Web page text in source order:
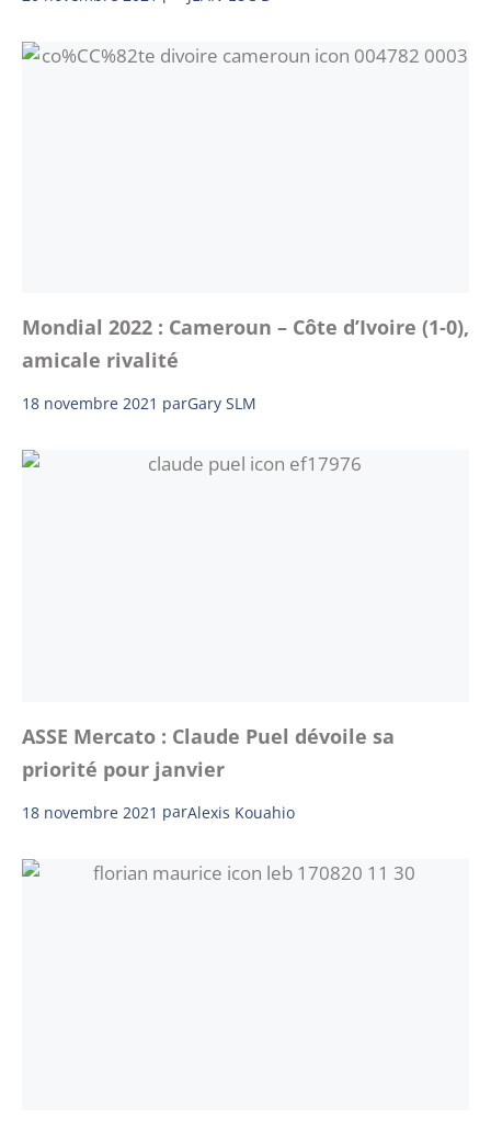
Mondial 2022 : Cameroun – Côte d’Ivoire (1-0),
amicale rivalité
18 novembre 2021 parGary SLM
ASSE Mercato : Claude Puel dévoile sa
priorité pour janvier
18 novembre 2021 parAlexis Kouahio